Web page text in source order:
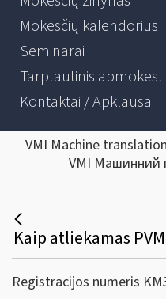
Mokesčių kalendorius
Seminarai
Tarptautinis
Kontaktai / Apklausa
VMI Machine
VMI Машинний
Registracijos numeris